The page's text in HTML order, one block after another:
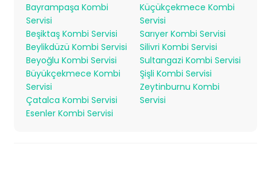
Bayrampaşa Kombi
Servisi
Beşiktaş Kombi Servisi
Beylikdüzü Kombi Servisi
Beyoğlu Kombi Servisi
Büyükçekmece Kombi
Servisi
Çatalca Kombi Servisi
Esenler Kombi Servisi
Küçükçekmece Kombi
Servisi
Sarıyer Kombi Servisi
Silivri Kombi Servisi
Sultangazi Kombi Servisi
Şişli Kombi Servisi
Zeytinburnu Kombi
Servisi